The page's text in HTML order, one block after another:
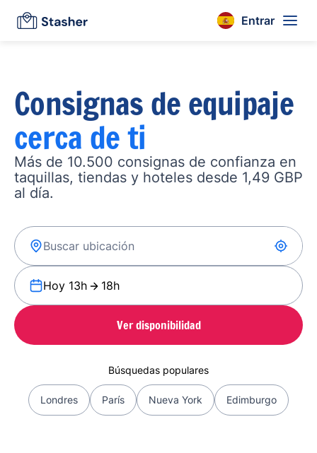
Entrar
Consignas de equipaje
cerca de ti
Más de 10.500 consignas de confianza en
taquillas, tiendas y hoteles desde 1,49 GBP
al día.
Hoy 13h 18h
Ver disponibilidad
Búsquedas populares
Londres París Nueva York Edimburgo